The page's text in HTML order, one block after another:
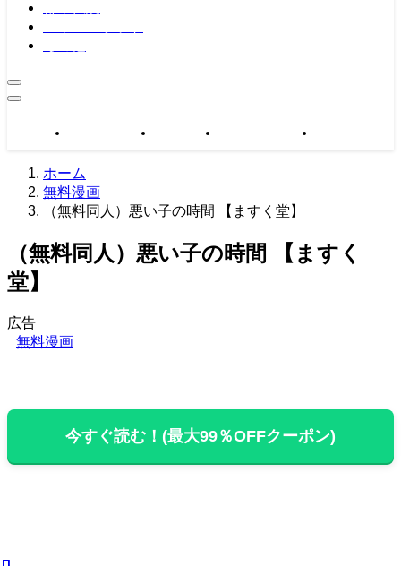
心霊スポット 都市伝説 パワースポット
ホーム
無料漫画
（無料同人）悪い子の時間 【ますく堂】
（無料同人）悪い子の時間 【ますく
堂】
広告
無料漫画
今すぐ読む！(最大99％OFFクーポン)